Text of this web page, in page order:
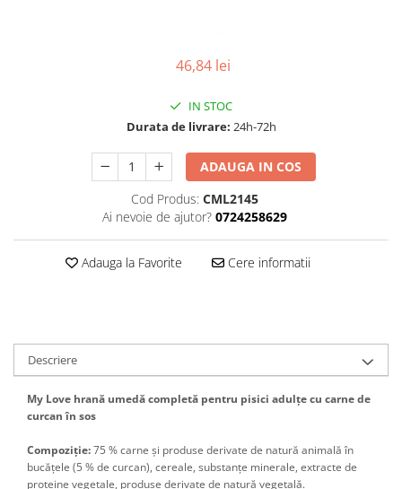
46,84 lei
IN STOC
Durata de livrare: 24h-72h
ADAUGA IN COS
Cod Produs: CML2145
Ai nevoie de ajutor? 0724258629
Adauga la Favorite Cere informatii
Descriere
My Love hrană umedă completă pentru pisici adulțe cu carne de
curcan în sos
Compoziție:75 % carne și produse derivate de natură animală în
bucăţele (5 % de curcan), cereale, substanțe minerale, extracte de
proteine vegetale, produse derivate de natură vegetală.